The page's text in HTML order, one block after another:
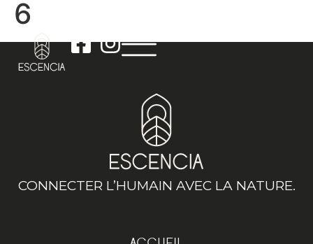
6
CONNECTER L’HUMAIN AVEC LA NATURE.